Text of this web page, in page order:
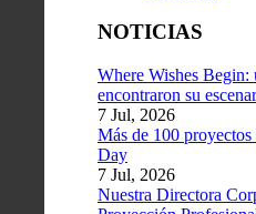
NOTICIAS
Where Wishes Begin:
encontraron su
7 Jul, 2026
Más de 100
Day
7 Jul, 2026
Nuestra Directora